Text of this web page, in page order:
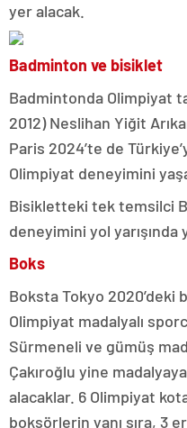
yer alacak.
Badminton ve bisiklet
Badmintonda Olimpiyat
2012) Neslihan Yiğit
Paris 2024’te de
Olimpiyat deneyimini
Bisikletteki tek temsilci
deneyimini yol yarışında
Boks
Boksta Tokyo 2020’deki
Olimpiyat madalyalı
Sürmeneli ve gümüş
Çakıroğlu yine
alacaklar. 6 Olimpiyat
boksörlerin yanı sıra, 3